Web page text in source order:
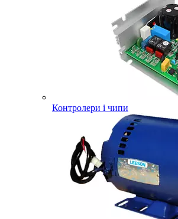
Контролери і чипи